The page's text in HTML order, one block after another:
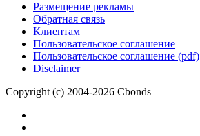
Размещение рекламы
Обратная связь
Клиентам
Пользовательское соглашение
Пользовательское соглашение (pdf)
Disclaimer
Copyright (c) 2004-2026 Cbonds